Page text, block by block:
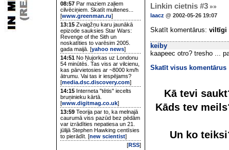
08:57 Par maziem zaļiem
cilvēciņiem. Skatīt multenes...
[www.greenman.ru]
13:15 Zvaigžņu karu jaunākā
epizode sauksies Star Wars:
Revenge of the Sith un
noskatīties to varēsim 2005.
gada maijā. [yahoo news]
14:51 No Ņujorkas uz Londonu
54 minūtēs. Tas viss ar vilcienu,
kas pārvietosies ar ~8000 km/h
ātrumu. Vai tas ir iespējams?
[media.dsc.discovery.com]
14:15 Interneta "tētis" iecelts
bruņinieku kārtā.
[www.digitmag.co.uk]
13:59 Teorija par to, ka melnajā
caurumā viss pazūd bez pēdām
var izrādīties nepatiesa un 21.
jūlijā Stephen Hawking centīsies
to pierādīt. [new scientist]
[RSS]
Linkin cietnis #3 »»
laacz @ 2002-05-26 19:07
Skatīt komentārus: viltīgi
keiby
kaapeec otro? tresho ...
Skatīt visus komentārus
Kā tevi
Kāds tev
Un ko